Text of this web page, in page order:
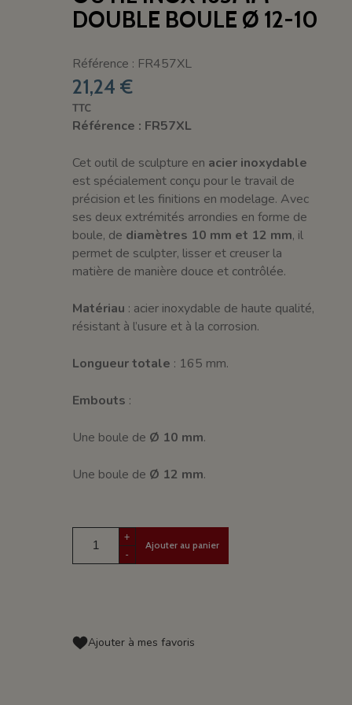
DOUBLE BOULE Ø 12-10
Référence : FR457XL
21,24 €
TTC
Référence : FR57XL
Cet outil de sculpture en acier inoxydable
est spécialement conçu pour le travail de
précision et les finitions en modelage. Avec
ses deux extrémités arrondies en forme de
boule, de diamètres 10 mm et 12 mm, il
permet de sculpter, lisser et creuser la
matière de manière douce et contrôlée.
Matériau : acier inoxydable de haute qualité,
résistant à l’usure et à la corrosion.
Longueur totale : 165 mm.
Embouts :
Une boule de Ø 10 mm.
Une boule de Ø 12 mm.
+
-
Ajouter au panier
Ajouter à mes favoris